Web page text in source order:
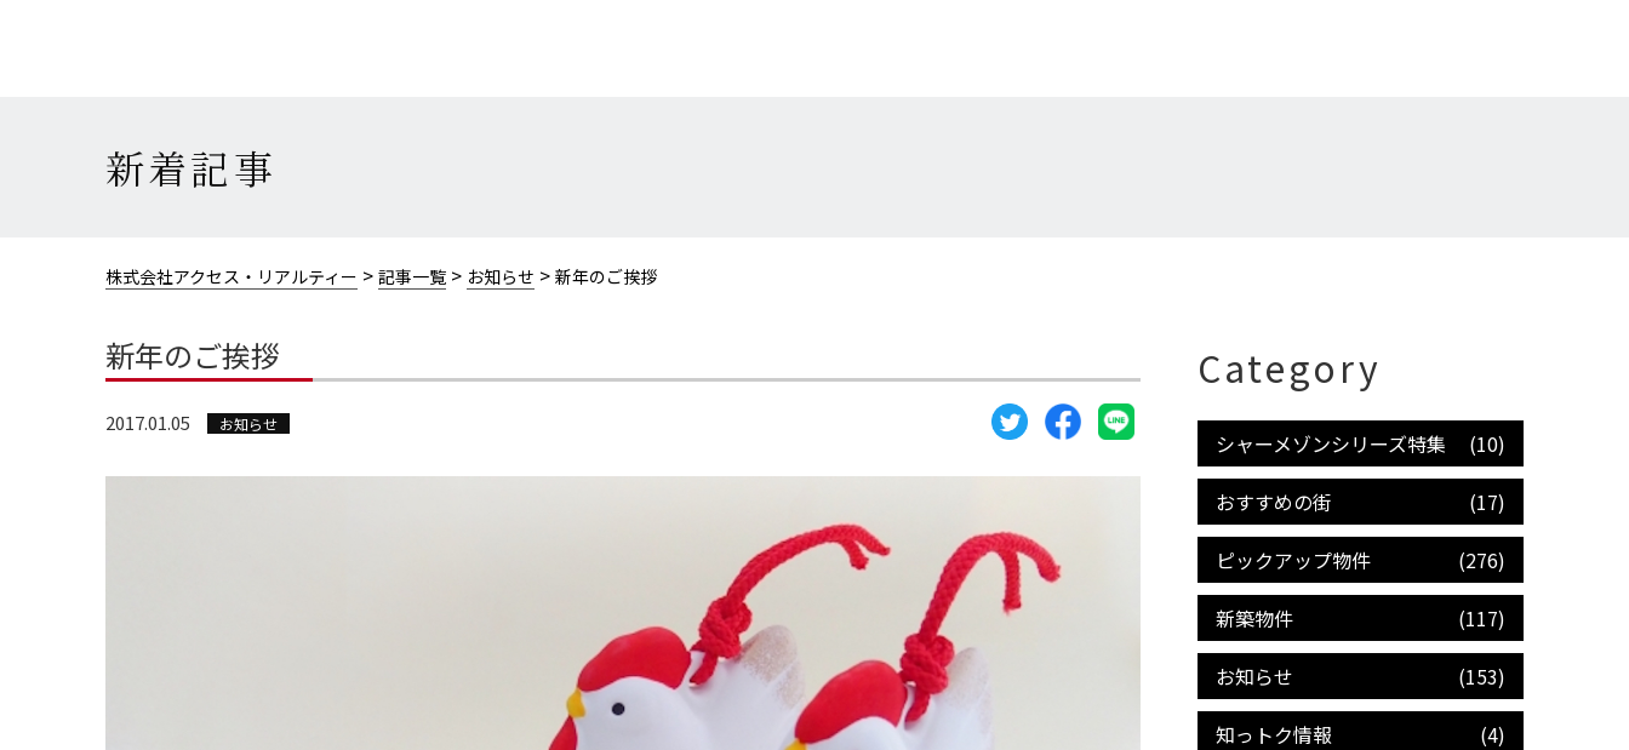
新着記事
株式会社アクセス・リアルティー > 記事一覧 > お知らせ > 新年のご挨拶
新年のご挨拶
2017.01.05 お知らせ
Category
シャーメゾンシリーズ特集
(10)
おすすめの街
(17)
ピックアップ物件
(276)
新築物件
(117)
お知らせ
(153)
知っトク情報
(4)